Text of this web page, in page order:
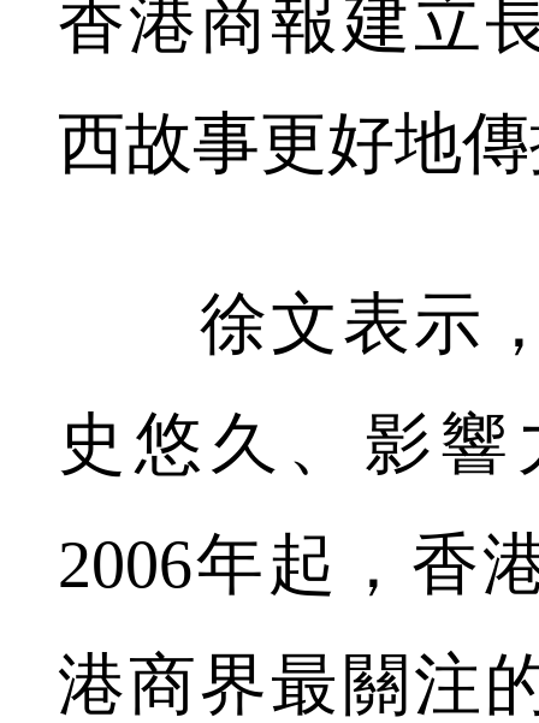
香港商報建立
西故事更好地
徐文表示，
史悠久、影
2006年起，香
港商界最關注